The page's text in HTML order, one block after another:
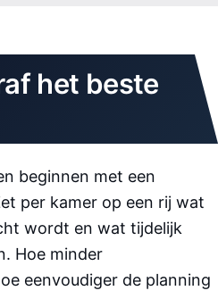
het beste
beginnen met een
per kamer op een rij wat
wordt en wat tijdelijk
Hoe minder
eenvoudiger de planning